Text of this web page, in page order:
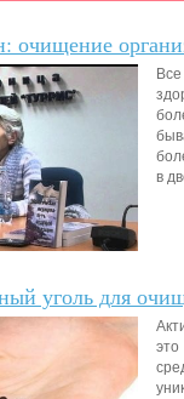
очищение
в
уголь для